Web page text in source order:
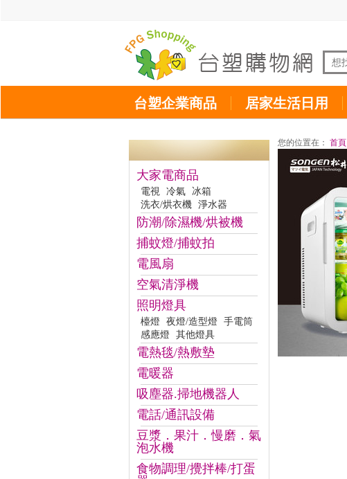
台塑企業商品 居家生活日用
大家電商品
電視 冷氣 冰箱
洗衣/烘衣機 淨水器
防潮/除濕機/烘被機
捕蚊燈/捕蚊拍
電風扇
空氣清淨機
照明燈具
檯燈 夜燈/造型燈 手電筒
感應燈 其他燈具
電熱毯/熱敷墊
電暖器
吸塵器.掃地機器人
電話/通訊設備
豆漿．果汁．慢磨．氣
泡水機
食物調理/攪拌棒/打蛋
您的位置在： 首頁